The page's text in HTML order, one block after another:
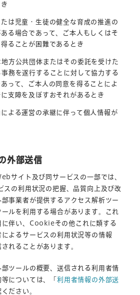
は児童・生徒の健全な育成の推進の
る場合であって、ご本人もしくはそ
ることが困難であるとき
方公共団体またはその委託を受けた
務を遂行することに対して協力する
って、ご本人の同意を得ることによ
支障を及ぼすおそれがあるとき
よる運営の承継に伴って個人情報が
外部送信
サイト及び同サービスの一部では、
スの利用状況の把握、品質向上及び改
事業者が提供するアクセス解析ツー
ルを利用する場合があります。これ
に伴い、Cookieその他これに類する
よるサービスの利用状況等の情報
れることがあります。
ツールの概要、送信される利用者情
については、「 利用者情報の外部送
ださい。